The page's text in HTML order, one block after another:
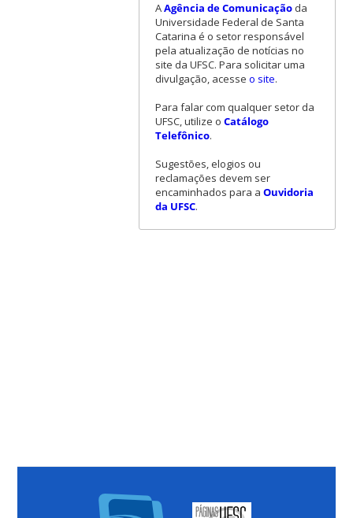
AAgência de Comunicaçãoda
Universidade Federal de Santa
Catarina é o setor responsável
pela atualização de notícias no
site da UFSC. Para solicitar uma
divulgação, acesse o site.
Para falar com qualquer setor da
UFSC, utilize o Catálogo
Telefônico.
Sugestões, elogios ou
reclamações devem ser
encaminhados para a Ouvidoria
da UFSC.